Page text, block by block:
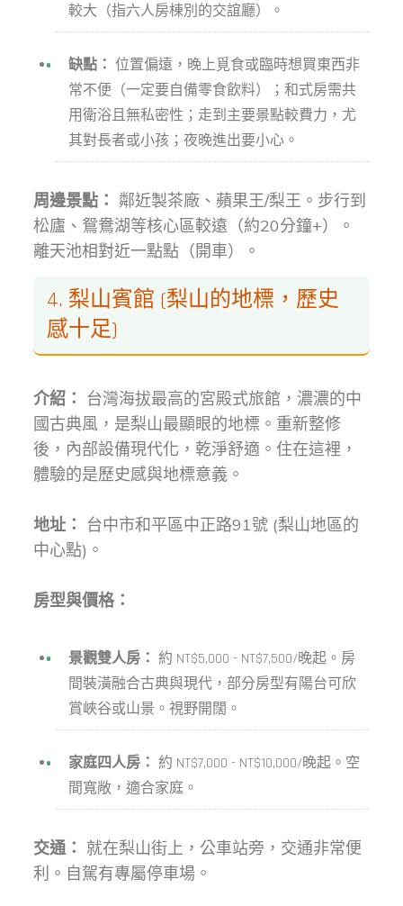
較大（指六人房棟別的交誼廳）。
缺點： 位置偏遠，晚上覓食或臨時想買東西非
常不便（一定要自備零食飲料）；和式房需共
用衛浴且無私密性；走到主要景點較費力，尤
其對長者或小孩；夜晚進出要小心。
周邊景點： 鄰近製茶廠、蘋果王/梨王。步行到
松廬、鴛鴦湖等核心區較遠（約20分鐘+）。
離天池相對近一點點（開車）。
4. 梨山賓館 (梨山的地標，歷史
感十足)
介紹：
台灣海拔最高的宮殿式旅館，濃濃的中
國古典風，是梨山最顯眼的地標。重新整修
後，內部設備現代化，乾淨舒適。住在這裡，
體驗的是歷史感與地標意義。
地址：
台中市和平區中正路91號 (梨山地區的
中心點)。
房型與價格：
景觀雙人房： 約 NT$5,000 - NT$7,500/晚起。房
間裝潢融合古典與現代，部分房型有陽台可欣
賞峽谷或山景。視野開闊。
家庭四人房： 約 NT$7,000 - NT$10,000/晚起。空
間寬敞，適合家庭。
交通： 就在梨山街上，公車站旁，交通非常便
利。自駕有專屬停車場。